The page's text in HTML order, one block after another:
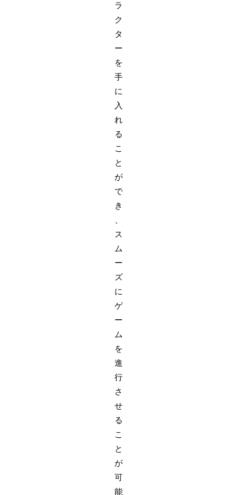
ラ
ク
タ
ー
を
手
に
入
れ
る
こ
と
が
で
き
ス
ム
ー
ズ
に
ゲ
ー
ム
を
進
行
さ
せ
る
こ
と
が
可
能